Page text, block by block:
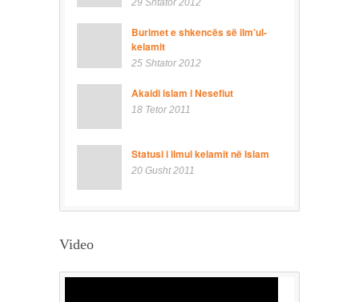
29 Shtator 2012
Burimet e shkencës së ilm’ul-
kelamit
25 Shtator 2012
Akaidi islam i Nesefiut
18 Tetor 2011
Statusi i ilmul kelamit në Islam
20 Gusht 2011
Video